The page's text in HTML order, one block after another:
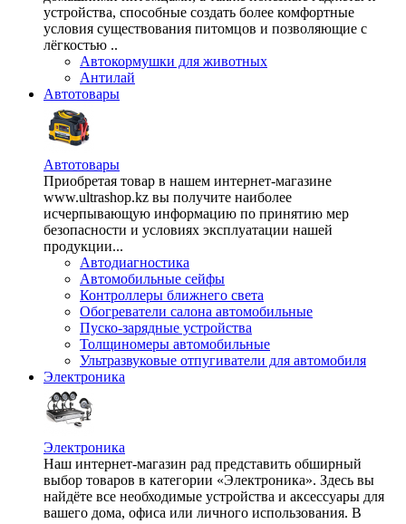
устройства, способные создать более комфортные
условия существования питомцов и позволяющие с
лёгкостью ..
Автокормушки для животных
Антилай
Автотовары
Автотовары
Приобретая товар в нашем интернет-магазине
www.ultrashop.kz вы получите наиболее
исчерпывающую информацию по принятию мер
безопасности и условиях эксплуатации нашей
продукции...
Автодиагностика
Автомобильные сейфы
Контроллеры ближнего света
Обогреватели салона автомобильные
Пуско-зарядные устройства
Толщиномеры автомобильные
Ультразвуковые отпугиватели для автомобиля
Электроника
Электроника
Наш интернет-магазин рад представить обширный
выбор товаров в категории «Электроника». Здесь вы
найдёте все необходимые устройства и аксессуары для
вашего дома, офиса или личного использования. В